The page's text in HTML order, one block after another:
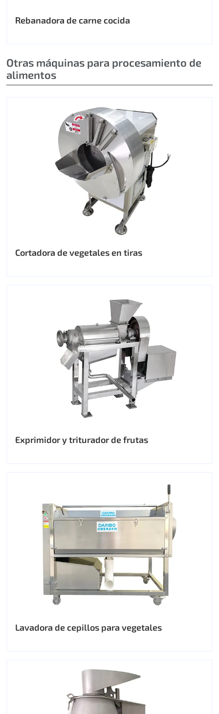
Rebanadora de carne cocida
Otras máquinas para procesamiento de
alimentos
Cortadora de vegetales en tiras
Exprimidor y triturador de frutas
Lavadora de cepillos para vegetales